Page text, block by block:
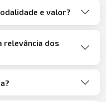
e valor?
relevância dos